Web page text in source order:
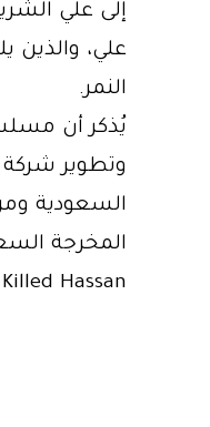
إلى علي
علي، والذين
النمر.
يُذكر أن
وتطوير شركة
السعودية
المخرجة
Hassan?